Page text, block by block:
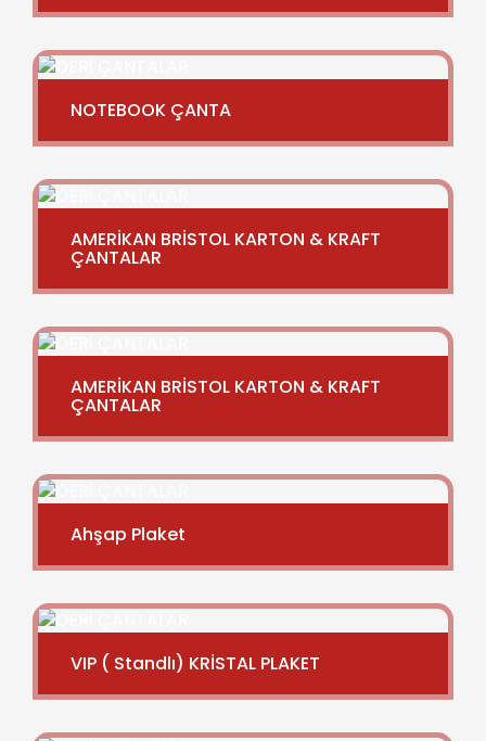
NOTEBOOK ÇANTA
AMERİKAN BRİSTOL KARTON & KRAFT
ÇANTALAR
AMERİKAN BRİSTOL KARTON & KRAFT
ÇANTALAR
Ahşap Plaket
VIP ( Standlı) KRİSTAL PLAKET